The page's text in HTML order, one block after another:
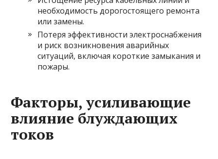
необходимость дорогостоящего ремонта
или замены.
Потеря эффективности электроснабжения
и риск возникновения аварийных
ситуаций, включая короткие замыкания и
пожары.
Факторы, усиливающие
влияние блуждающих
токов